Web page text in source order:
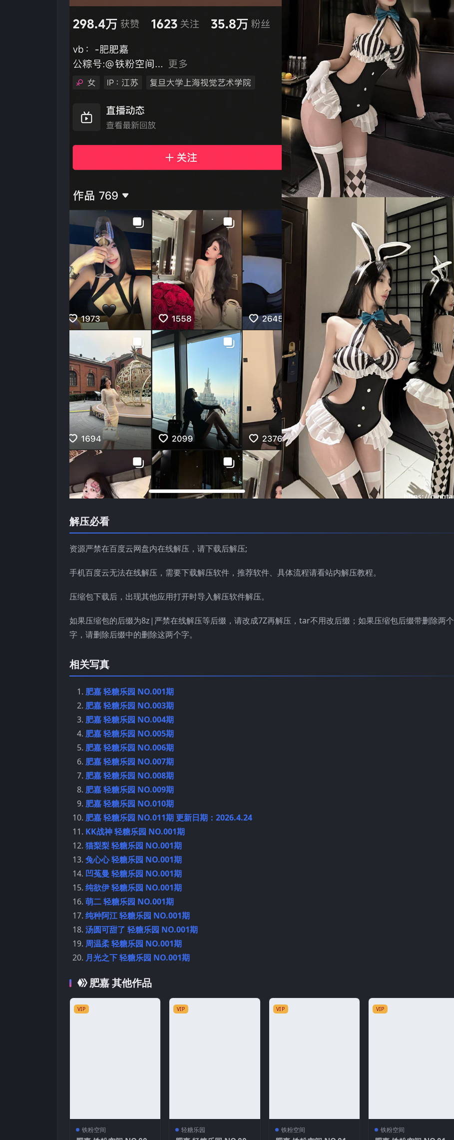
解压必看
资源严禁在百度云网盘内在线解压，请下载后解压;
手机百度云无法在线解压，需要下载解压软件，推荐软件、具体流程请看站内解压教程。
压缩包下载后，出现其他应用打开时导入解压软件解压。
如果压缩包的后缀为8z|严禁在线解压等后缀，请改成7Z再解压，tar不用改后缀；如果压缩包后缀带删除两个
字，请删除后缀中的删除这两个字。
相关写真
肥嘉 轻糖乐园 NO.001期
肥嘉 轻糖乐园 NO.003期
肥嘉 轻糖乐园 NO.004期
肥嘉 轻糖乐园 NO.005期
肥嘉 轻糖乐园 NO.006期
肥嘉 轻糖乐园 NO.007期
肥嘉 轻糖乐园 NO.008期
肥嘉 轻糖乐园 NO.009期
肥嘉 轻糖乐园 NO.010期
肥嘉 轻糖乐园 NO.011期 更新日期：2026.4.24
KK战神 轻糖乐园 NO.001期
猫梨梨 轻糖乐园 NO.001期
兔心心 轻糖乐园 NO.001期
凹菟曼 轻糖乐园 NO.001期
纯欲伊 轻糖乐园 NO.001期
萌二 轻糖乐园 NO.001期
纯种阿江 轻糖乐园 NO.001期
汤圆可甜了 轻糖乐园 NO.001期
周温柔 轻糖乐园 NO.001期
月光之下 轻糖乐园 NO.001期
肥嘉 其他作品
VIP
铁粉空间
VIP
轻糖乐园
VIP
铁粉空间
VIP
铁粉空间